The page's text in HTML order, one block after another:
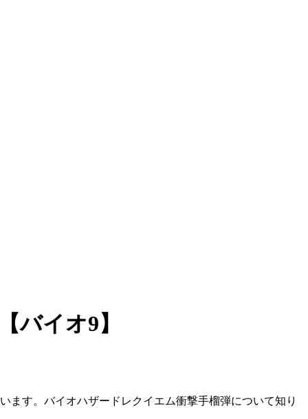
バイオ9】
ます。バイオハザードレクイエム衝撃手榴弾について知り